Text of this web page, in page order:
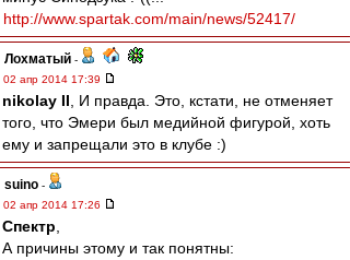
http://www.spartak.com/main/news/52417/
Лохматый -
02 апр 2014 17:39
nikolay II , И правда. Это, кстати, не отменяет
того, что Эмери был медийной фигурой, хоть
ему и запрещали это в клубе :)
suino -
02 апр 2014 17:26
Спектр
А причины этому и так понятны: